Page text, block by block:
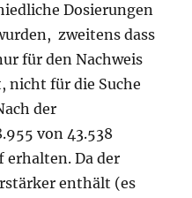
Dosierungen
zweitens dass
für den Nachweis
nicht für die Suche
der
von 43.538
erhalten. Da der
enthält (es